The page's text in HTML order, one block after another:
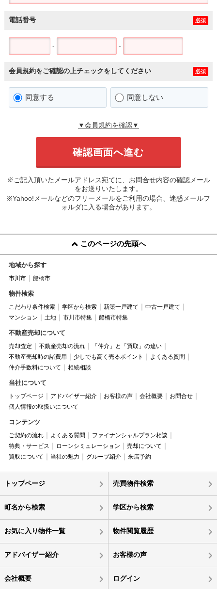
電話番号 必須
- -
会員規約をご確認の上チェックをしてください 必須
同意する 同意しない
▼会員規約を確認▼
※ご記入頂いたメールアドレス宛てに、お問合せ内容の確認メール
をお送りいたします。
※Yahoo!メールなどのフリーメールをご利用の場合、迷惑メールフ
ォルダに入る場合があります。
このページの先頭へ
地域から探す
市川市 船橋市
物件検索
こだわり条件検索 学区から検索 新築一戸建て
中古一戸建て
マンション
土地 市川市特集 船橋市特集
不動産売却について
売却査定 不動産売却の流れ
「仲介」と「買取」の違い
不動産売却時の諸費用
少しでも高く売るポイント
よくある質問
仲介手数料について
相続相談
当社について
トップページ アドバイザー紹介 お客様の声 会社概要
お問合せ
個人情報の取扱いについて
コンテンツ
ご契約の流れ よくある質問
ファイナンシャルプラン相談
特典・サービス
ローンシミュレーション
売却について
買取について
当社の魅力 グループ紹介 来店予約
トップページ 売買物件検索
町名から検索 学区から検索
お気に入り物件一覧 物件閲覧履歴
アドバイザー紹介 お客様の声
会社概要 ログイン